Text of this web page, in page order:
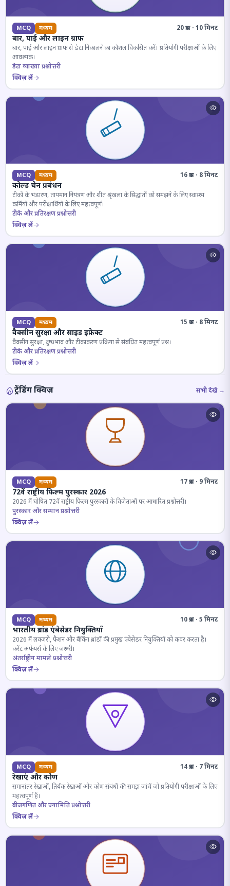
MCQ मध्यम 20 प्रश्न · 10 मिनट
बार, पाई और लाइन ग्राफ
बार, पाई और लाइन ग्राफ से डेटा निकालने का कौशल विकसित करें। प्रतियोगी परीक्षाओं के लिए
आवश्यक।
डेटा व्याख्या प्रश्नोत्तरी
क्विज़ लें
MCQ मध्यम 16 प्रश्न · 8 मिनट
कोल्ड चेन प्रबंधन
टीकों के भंडारण, तापमान नियंत्रण और शीत श्रृंखला के सिद्धांतों को समझने के लिए स्वास्थ्य
कर्मियों और परीक्षार्थियों के लिए महत्वपूर्ण।
टीके और प्रतिरक्षण प्रश्नोत्तरी
क्विज़ लें
MCQ मध्यम 15 प्रश्न · 8 मिनट
वैक्सीन सुरक्षा और साइड इफ़ेक्ट
वैक्सीन सुरक्षा, दुष्प्रभाव और टीकाकरण प्रक्रिया से संबंधित महत्वपूर्ण प्रश्न।
टीके और प्रतिरक्षण प्रश्नोत्तरी
क्विज़ लें
ट्रेंडिंग क्विज़ सभी देखें →
MCQ मध्यम 17 प्रश्न · 9 मिनट
72वें राष्ट्रीय फिल्म पुरस्कार 2026
2026 में घोषित 72वें राष्ट्रीय फिल्म पुरस्कारों के विजेताओं पर आधारित प्रश्नोत्तरी।
पुरस्कार और सम्मान प्रश्नोत्तरी
क्विज़ लें
MCQ मध्यम 10 प्रश्न · 5 मिनट
भारतीय ब्रांड एंबेसेडर नियुक्तियाँ
2026 में लक्जरी, फैशन और बैंकिंग ब्रांडों की प्रमुख एंबेसेडर नियुक्तियों को कवर करता है।
करेंट अफेयर्स के लिए जरूरी।
अंतर्राष्ट्रीय मामले प्रश्नोत्तरी
क्विज़ लें
MCQ मध्यम 14 प्रश्न · 7 मिनट
रेखाएं और कोण
समानांतर रेखाओं, तिर्यक रेखाओं और कोण संबंधों की समझ जांचें जो प्रतियोगी परीक्षाओं के लिए
महत्वपूर्ण हैं।
बीजगणित और ज्यामिति प्रश्नोत्तरी
क्विज़ लें